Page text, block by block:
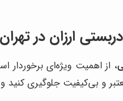
ارزان در تهران
، از اهمیت ویژه‌ای برخوردار
و بی‌کیفیت جلوگیری